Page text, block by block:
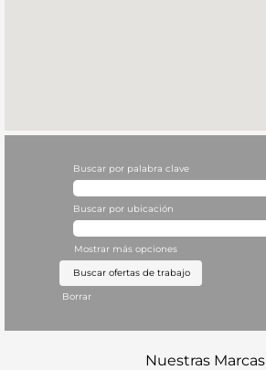
Buscar por palabra clave
Buscar por ubicación
Mostrar más opciones
Borrar
Nuestras Marcas